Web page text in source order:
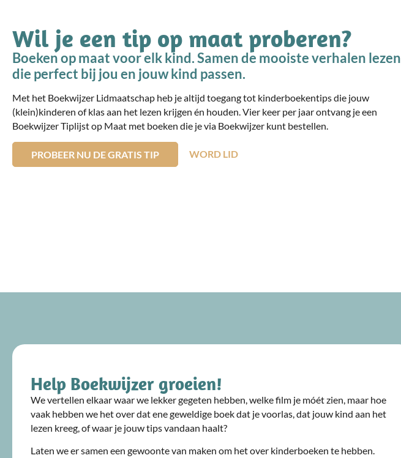
Wil je een tip op maat proberen?
Boeken op maat voor elk kind. Samen de mooiste verhalen lezen
die perfect bij jou en jouw kind passen.
Met het Boekwijzer Lidmaatschap heb je altijd toegang tot kinderboekentips die jouw
(klein)kinderen of klas aan het lezen krijgen én houden. Vier keer per jaar ontvang je een
Boekwijzer Tiplijst op Maat met boeken die je via Boekwijzer kunt bestellen.
PROBEER NU DE GRATIS TIP WORD LID
Help Boekwijzer groeien!
We vertellen elkaar waar we lekker gegeten hebben, welke film je móét zien, maar hoe
vaak hebben we het over dat ene geweldige boek dat je voorlas, dat jouw kind aan het
lezen kreeg, of waar je jouw tips vandaan haalt?
Laten we er samen een gewoonte van maken om het over kinderboeken te hebben.